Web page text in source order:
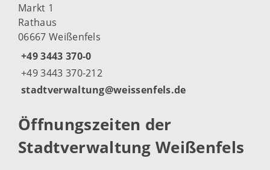
Markt 1
Rathaus
06667 Weißenfels
+49 3443 370-0
+49 3443 370-212
stadtverwaltung@weissenfels.de
Öffnungszeiten der
Stadtverwaltung Weißenfels